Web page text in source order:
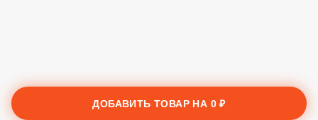
ДОБАВИТЬ ТОВАР НА 0 ₽